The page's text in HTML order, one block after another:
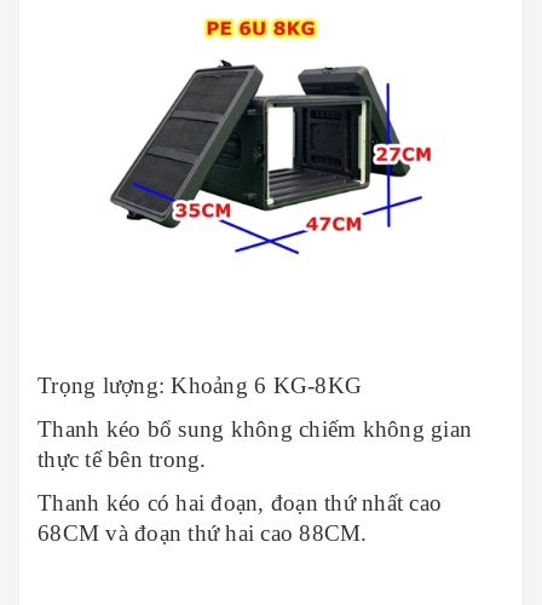
Trọng lượng: Khoảng 6 KG-8KG
Thanh kéo bổ sung không chiếm không gian
thực tế bên trong.
Thanh kéo có hai đoạn, đoạn thứ nhất cao
68CM và đoạn thứ hai cao 88CM.